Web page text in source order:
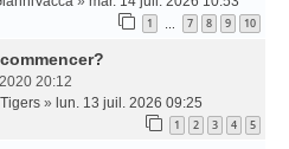
1 7 8 9 10
20:12
» lun. 13 juil. 2026 09:25
1 2 3 4 5